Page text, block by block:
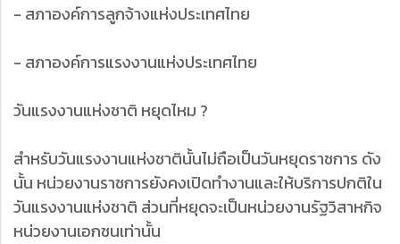
- สภาองค์การลูกจ้างแห่งประเทศไทย
- สภาองค์การแรงงานแห่งประเทศไทย
วันแรงงานแห่งชาติ หยุดไหม ?
สำหรับวันแรงงานแห่งชาตินั้นไม่ถือเป็นวันหยุดราชการ ดัง
นั้น หน่วยงานราชการยังคงเปิดทำงานและให้บริการปกติใน
วันแรงงานแห่งชาติ ส่วนที่หยุดจะเป็นหน่วยงานรัฐวิสาหกิจ
หน่วยงานเอกชนเท่านั้น